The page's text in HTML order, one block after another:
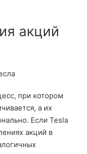
акций
при котором
а их
Если Tesla
акций в